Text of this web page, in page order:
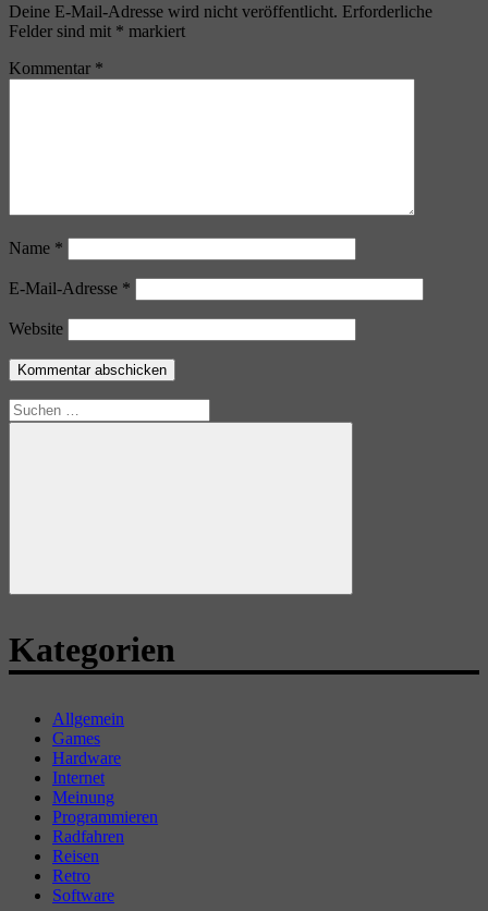
Deine E-Mail-Adresse wird nicht veröffentlicht. Erforderliche
Felder sind mit * markiert
Kommentar *
Name *
E-Mail-Adresse *
Website
Suchen
nach:
Suchen
Kategorien
Allgemein
Games
Hardware
Internet
Meinung
Programmieren
Radfahren
Reisen
Retro
Software